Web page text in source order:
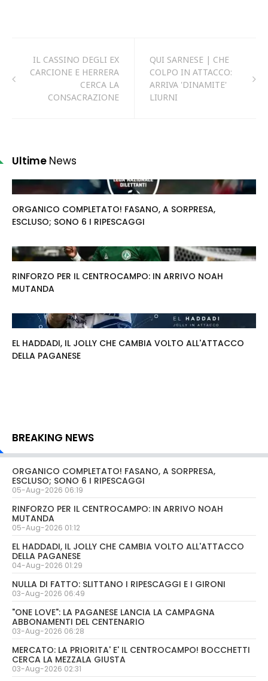
IL CASSINO DEGLI EX
CARCIONE E HERRERA
CERCA LA
CONSACRAZIONE
QUI SARNESE | CHE
COLPO IN ATTACCO:
ARRIVA 'DINAMITE'
LIURNI
Ultime News
ORGANICO COMPLETATO! FASANO, A SORPRESA,
ESCLUSO; SONO 6 I RIPESCAGGI
RINFORZO PER IL CENTROCAMPO: IN ARRIVO NOAH
MUTANDA
EL HADDADI, IL JOLLY CHE CAMBIA VOLTO ALL'ATTACCO
DELLA PAGANESE
BREAKING NEWS
ORGANICO COMPLETATO! FASANO, A SORPRESA,
ESCLUSO; SONO 6 I RIPESCAGGI
05-Aug-2026 06:19
RINFORZO PER IL CENTROCAMPO: IN ARRIVO NOAH
MUTANDA
05-Aug-2026 01:12
EL HADDADI, IL JOLLY CHE CAMBIA VOLTO ALL'ATTACCO
DELLA PAGANESE
04-Aug-2026 01:29
NULLA DI FATTO: SLITTANO I RIPESCAGGI E I GIRONI
03-Aug-2026 06:49
"ONE LOVE": LA PAGANESE LANCIA LA CAMPAGNA
ABBONAMENTI DEL CENTENARIO
03-Aug-2026 06:28
MERCATO: LA PRIORITA' E' IL CENTROCAMPO! BOCCHETTI
CERCA LA MEZZALA GIUSTA
03-Aug-2026 02:31